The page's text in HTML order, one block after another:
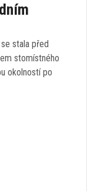
stala před
stomístného
okolností po